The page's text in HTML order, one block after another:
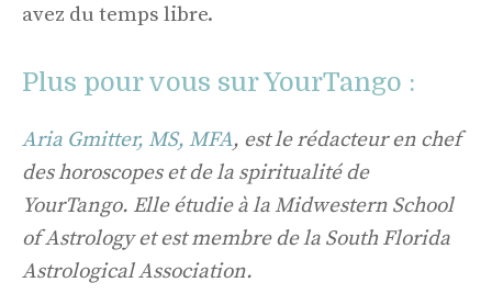
avez du temps libre.
Plus pour vous sur YourTango :
Aria Gmitter, MS, MFA, est le rédacteur en chef
des horoscopes et de la spiritualité de
YourTango. Elle étudie à la Midwestern School
of Astrology et est membre de la South Florida
Astrological Association.